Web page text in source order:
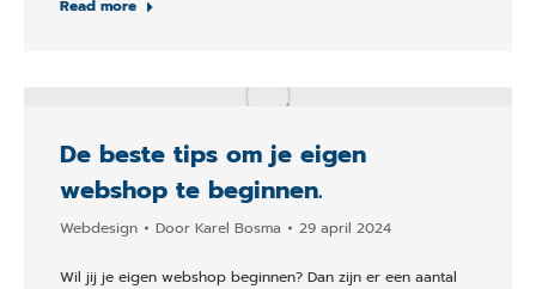
Read more
De beste tips om je eigen
webshop te beginnen.
Webdesign Door Karel Bosma 29 april 2024
Wil jij je eigen webshop beginnen? Dan zijn er een aantal